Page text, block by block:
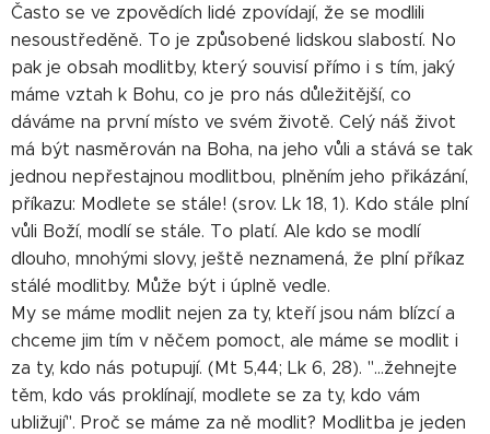
Často se ve zpovědích lidé zpovídají, že se modlili
nesoustředěně. To je způsobené lidskou slabostí. No
pak je obsah modlitby, který souvisí přímo i s tím, jaký
máme vztah k Bohu, co je pro nás důležitější, co
dáváme na první místo ve svém životě. Celý náš život
má být nasměrován na Boha, na jeho vůli a stává se tak
jednou nepřestajnou modlitbou, plněním jeho přikázání,
příkazu: Modlete se stále! (srov. Lk 18, 1). Kdo stále plní
vůli Boží, modlí se stále. To platí. Ale kdo se modlí
dlouho, mnohými slovy, ještě neznamená, že plní příkaz
stálé modlitby. Může být i úplně vedle.
My se máme modlit nejen za ty, kteří jsou nám blízcí a
chceme jim tím v něčem pomoct, ale máme se modlit i
za ty, kdo nás potupují. (Mt 5,44; Lk 6, 28). "...žehnejte
těm, kdo vás proklínají, modlete se za ty, kdo vám
ubližují". Proč se máme za ně modlit? Modlitba je jeden